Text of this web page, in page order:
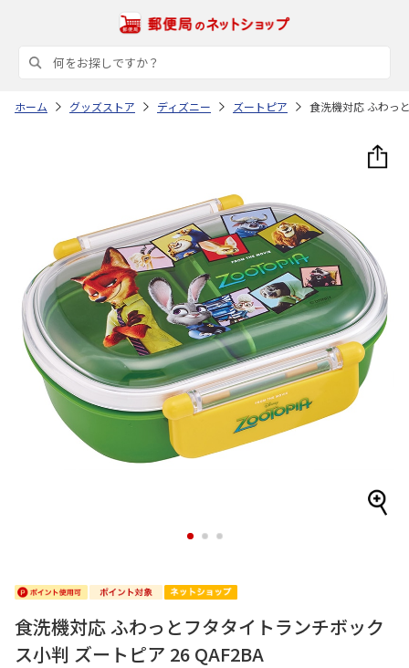
ホーム グッズストア ディズニー ズートピア 食洗機対応 ふわっ
1 2 3
食洗機対応 ふわっとフタタイトランチボック
ス小判 ズートピア 26 QAF2BA